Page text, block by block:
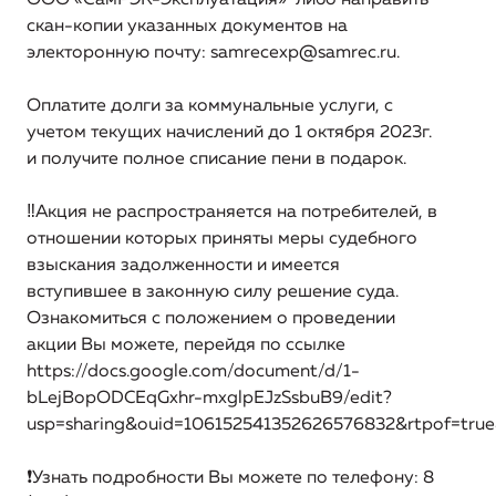
организации, включая структуру основных
производственных затрат (в части регулируемых
видов деятельности)
Информация о способах приобретения, стоимости и
объемах товаров, необходимых для производства
регулируемых товаров и (или) оказания регулируемых
Информация об инвестиционных программах
регулируемой организации и отчетах об их
реализации
Информация о ценах (тарифах) на регулируемые
товары (услуги)
Ценовая зона
возможности подключения (технологического
скан-копии указанных документов на
электоронную почту: samrecexp@samrec.ru.
Оплатите долги за коммунальные услуги, с
учетом текущих начислений до 1 октября 2023г.
и получите полное списание пени в подарок.
‼️Акция не распространяется на потребителей, в
отношении которых приняты меры судебного
взыскания задолженности и имеется
вступившее в законную силу решение суда.
Ознакомиться с положением о проведении
акции Вы можете, перейдя по ссылке
https://docs.google.com/document/d/1-
bLejBopODCEqGxhr-mxglpEJzSsbuB9/edit?
❗Узнать подробности Вы можете по телефону: 8